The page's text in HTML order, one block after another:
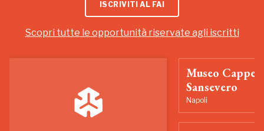
ISCRIVITI AL FAI
Scopri tutte le opportunità riservate agli iscritti
Museo
Sansevero
Napoli